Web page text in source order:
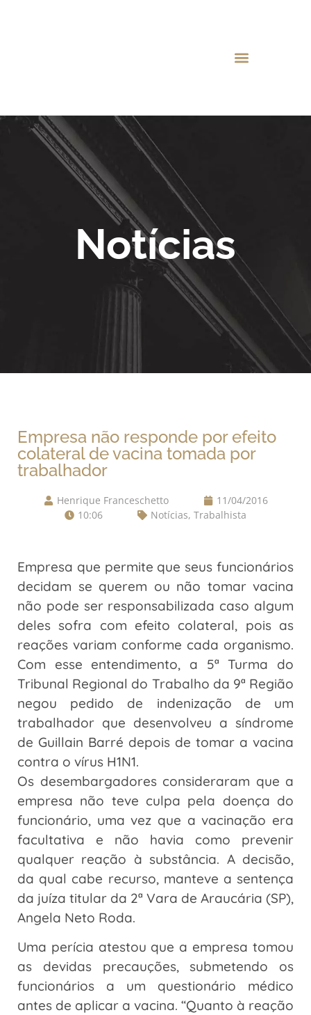
Notícias
Empresa não responde por efeito
colateral de vacina tomada por
trabalhador
Henrique Franceschetto
11/04/2016
10:06
Notícias, Trabalhista
Empresa que permite que seus funcionários
decidam se querem ou não tomar vacina
não pode ser responsabilizada caso algum
deles sofra com efeito colateral, pois as
reações variam conforme cada organismo.
Com esse entendimento, a 5ª Turma do
Tribunal Regional do Trabalho da 9ª Região
negou pedido de indenização de um
trabalhador que desenvolveu a síndrome
de Guillain Barré depois de tomar a vacina
contra o vírus H1N1.
Os desembargadores consideraram que a
empresa não teve culpa pela doença do
funcionário, uma vez que a vacinação era
facultativa e não havia como prevenir
qualquer reação à substância. A decisão,
da qual cabe recurso, manteve a sentença
da juíza titular da 2ª Vara de Araucária (SP),
Angela Neto Roda.
Uma perícia atestou que a empresa tomou
as devidas precauções, submetendo os
funcionários a um questionário médico
antes de aplicar a vacina. “Quanto à reação